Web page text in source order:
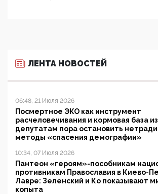
ЛЕНТА НОВОСТЕЙ
06:48, 21 Июля 2026
Посмертное ЭКО как инструмент
расчеловечивания и кормовая база
депутатам пора остановить
методы «спасения демографии»
10:34, 07 Июля 2026
Пантеон «героям»-пособникам
противникам Православия в Киево-
Лавре: Зеленский и Ко показывают
копыта